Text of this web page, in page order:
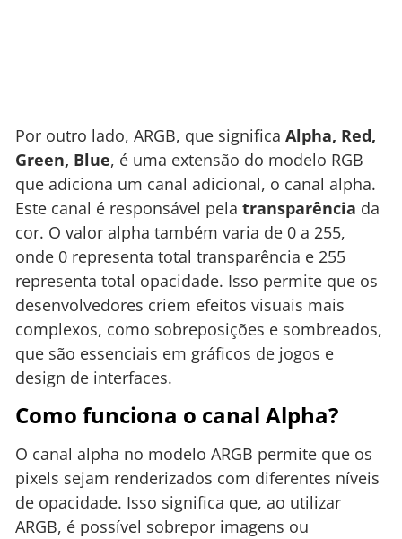
Por outro lado, ARGB, que significa Alpha, Red,
Green, Blue, é uma extensão do modelo RGB
que adiciona um canal adicional, o canal alpha.
Este canal é responsável pela transparência da
cor. O valor alpha também varia de 0 a 255,
onde 0 representa total transparência e 255
representa total opacidade. Isso permite que os
desenvolvedores criem efeitos visuais mais
complexos, como sobreposições e sombreados,
que são essenciais em gráficos de jogos e
design de interfaces.
Como funciona o canal Alpha?
O canal alpha no modelo ARGB permite que os
pixels sejam renderizados com diferentes níveis
de opacidade. Isso significa que, ao utilizar
ARGB, é possível sobrepor imagens ou